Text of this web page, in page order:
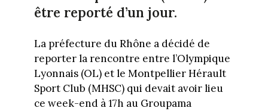
être reporté d’un jour.
La préfecture du Rhône a décidé de
reporter la rencontre entre l’Olympique
Lyonnais (OL) et le Montpellier Hérault
Sport Club (MHSC) qui devait avoir lieu
ce week-end à 17h au Groupama